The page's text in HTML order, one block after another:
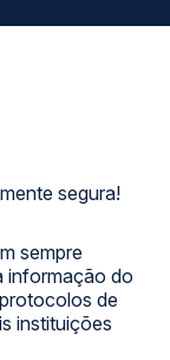
segura!
sempre
informação do
de
instituições